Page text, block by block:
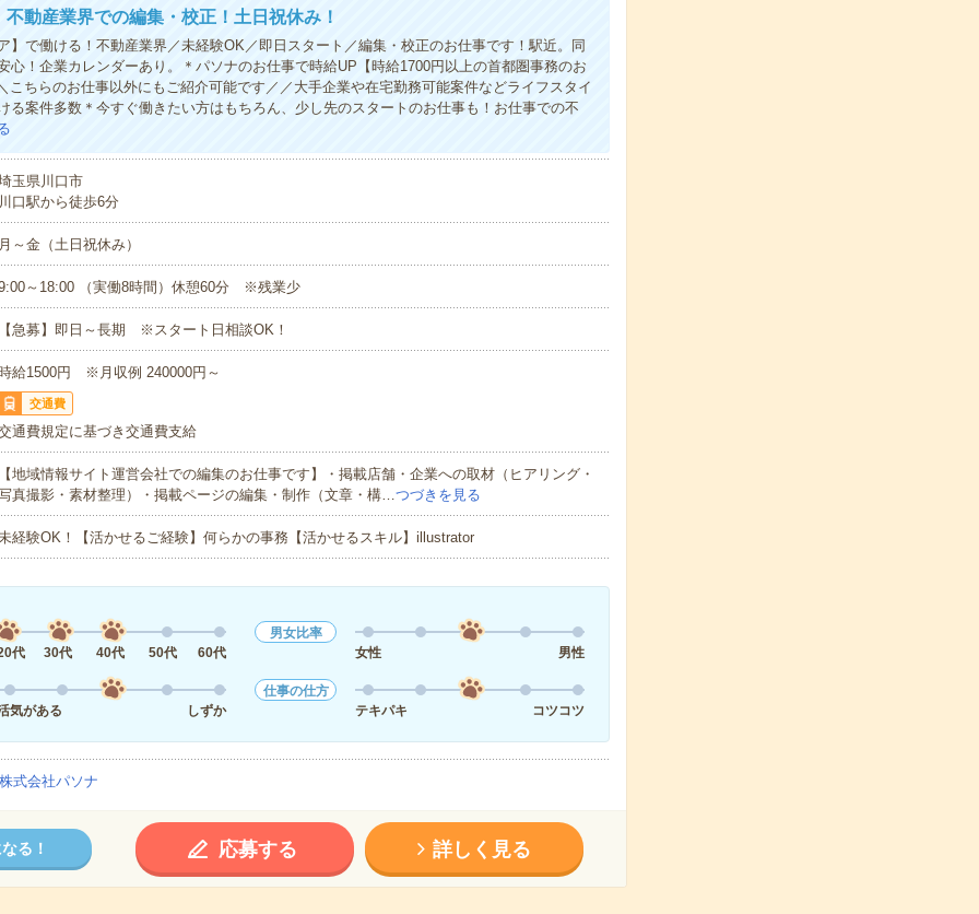
動産業界での編集・校正！土日祝休み！
】で働ける！不動産業界／未経験OK／即日スタート／編集・校正のお仕事です！駅近。同
心！企業カレンダーあり。＊パソナのお仕事で時給UP【時給1700円以上の首都圏事務のお
こちらのお仕事以外にもご紹介可能です／／大手企業や在宅勤務可能案件などライフスタイ
る案件多数＊今すぐ働きたい方はもちろん、少し先のスタートのお仕事も！お仕事での不
玉県川口市
口駅から徒歩6分
～金（土日祝休み）
～18:00 （実働8時間）休憩60分 ※残業少
急募】即日～長期 ※スタート日相談OK！
給1500円 ※月収例 240000円～
交通費
通費規定に基づき交通費支給
地域情報サイト運営会社での編集のお仕事です】・掲載店舗・企業への取材（ヒアリング・
真撮影・素材整理）・掲載ページの編集・制作（文章・構…つづきを見る
経験OK！【活かせるご経験】何らかの事務【活かせるスキル】illustrator
代 30代 40代 50代 60代
男女比率
女性
男性
気がある しずか
仕事の仕方
テキパキ
コツコツ
株式会社パソナ
る！ 応募する 詳しく見る